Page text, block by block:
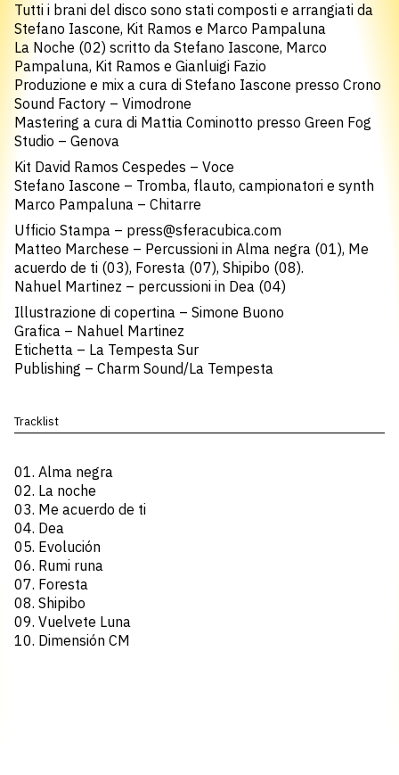
Tutti i brani del disco sono stati composti e arrangiati da
Stefano Iascone, Kit Ramos e Marco Pampaluna
La Noche (02) scritto da Stefano Iascone, Marco
Pampaluna, Kit Ramos e Gianluigi Fazio
Produzione e mix a cura di Stefano Iascone presso Crono
Sound Factory – Vimodrone
Mastering a cura di Mattia Cominotto presso Green Fog
Studio – Genova
Kit David Ramos Cespedes – Voce
Stefano Iascone – Tromba, flauto, campionatori e synth
Marco Pampaluna – Chitarre
Ufficio Stampa – press@sferacubica.com
Matteo Marchese – Percussioni in Alma negra (01), Me
acuerdo de ti (03), Foresta (07), Shipibo (08).
Nahuel Martinez – percussioni in Dea (04)
Illustrazione di copertina – Simone Buono
Grafica – Nahuel Martinez
Etichetta – La Tempesta Sur
Publishing – Charm Sound/La Tempesta
Tracklist
01. Alma negra
02. La noche
03. Me acuerdo de ti
04. Dea
05. Evolución
06. Rumi runa
07. Foresta
08. Shipibo
09. Vuelvete Luna
10. Dimensión CM